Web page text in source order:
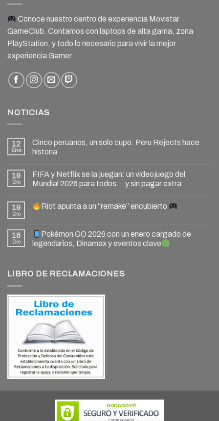
Conoce nuestro centro de experiencia Movistar
GameClub. Contamos con laptops de alta gama, zona
PlayStation, y todo lo necesario para vivir la mejor
experiencia Gamer.
NOTICIAS
12
Ene
Cinco peruanos, un solo cupo: Peru Rejects hace
historia
19
Dic
FIFA y Netflix se la juegan: un videojuego del
Mundial 2026 para todos… y sin pagar extra
19
Dic
Riot apunta a un “remake” encubierto
18
Dic
Pokémon GO 2026 con un enero cargado de
legendarios, Dinamax y eventos clave
LIBRO DE RECLAMACIONES